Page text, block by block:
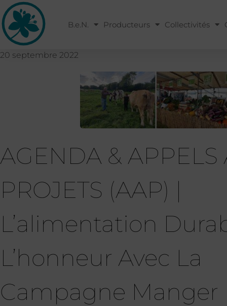
B.e.N. Producteurs Collectivités
20 septembre 2022
AGENDA & APPELS
PROJETS (AAP) |
L’alimentation
L’honneur Avec La
Campagne Manger